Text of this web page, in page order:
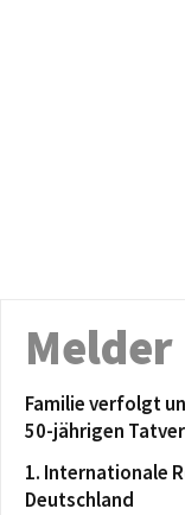
Melder
Familie verfolgt
50-jährigen
1. Internationale
Deutschland